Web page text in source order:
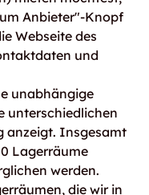
Anbieter"-Knopf
Webseite des
und
unabhängige
unterschiedlichen
anzeigt. Insgesamt
Lagerräume
werden.
die wir in